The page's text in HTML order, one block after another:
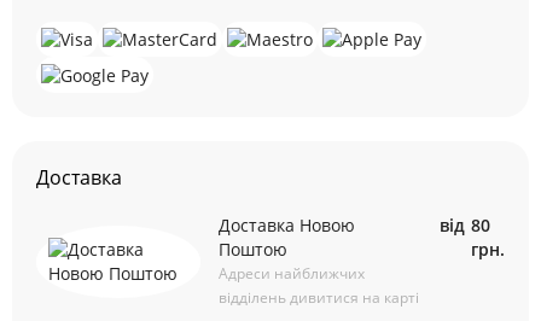
Доставка
Доставка Новою
Поштою
Адреси найближчих
відділень дивитися на карті
від 80
грн.